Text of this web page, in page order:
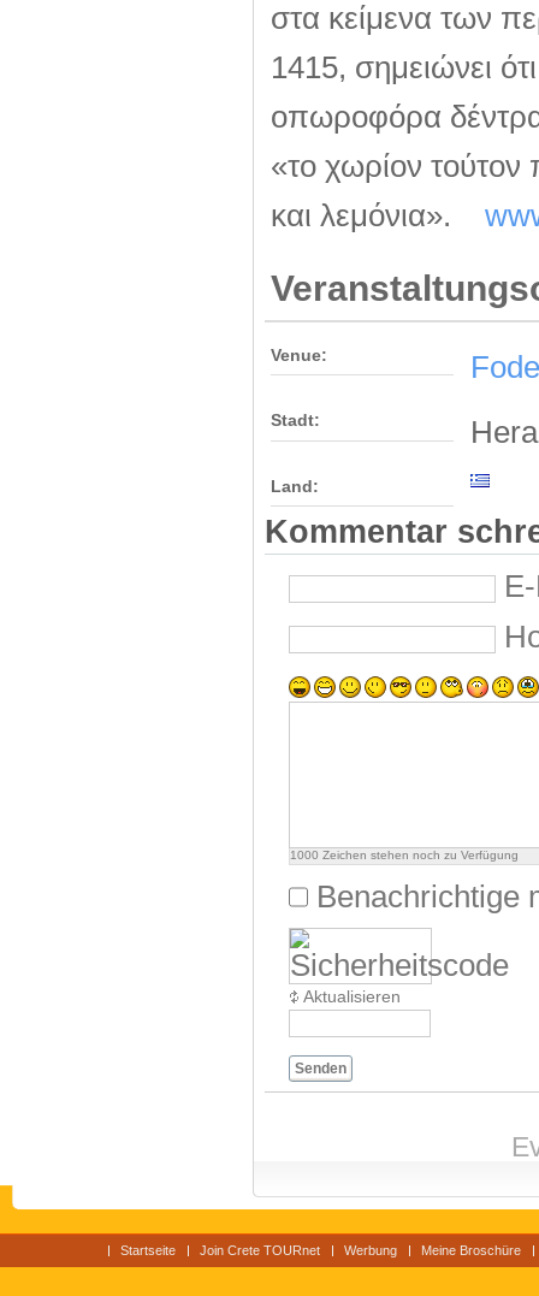
στα κείμενα των
1415, σημειώνει
οπωροφόρα
«το χωρίον
και λεμόνια».
Venue:
Stadt:
Land:
Kommentar
1000 Zeichen stehen noch zu Verfügung
Benachrichtige
Aktualisieren
Senden
Startseite Join Crete TOURnet Werbung Meine Broschüre